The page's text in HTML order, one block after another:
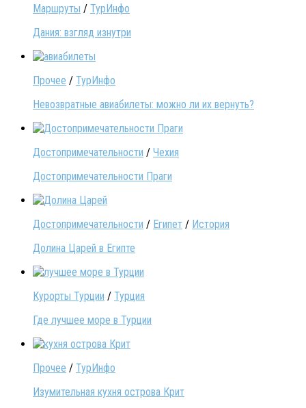
Маршруты / ТурИнфо
Дания: взгляд изнутри
Прочее / ТурИнфо
Невозвратные авиабилеты: можно ли их вернуть?
Достопримечательности / Чехия
Достопримечательности Праги
Достопримечательности / Египет / История
Долина Царей в Египте
Курорты Турции / Турция
Где лучшее море в Турции
Прочее / ТурИнфо
Изумительная кухня острова Крит